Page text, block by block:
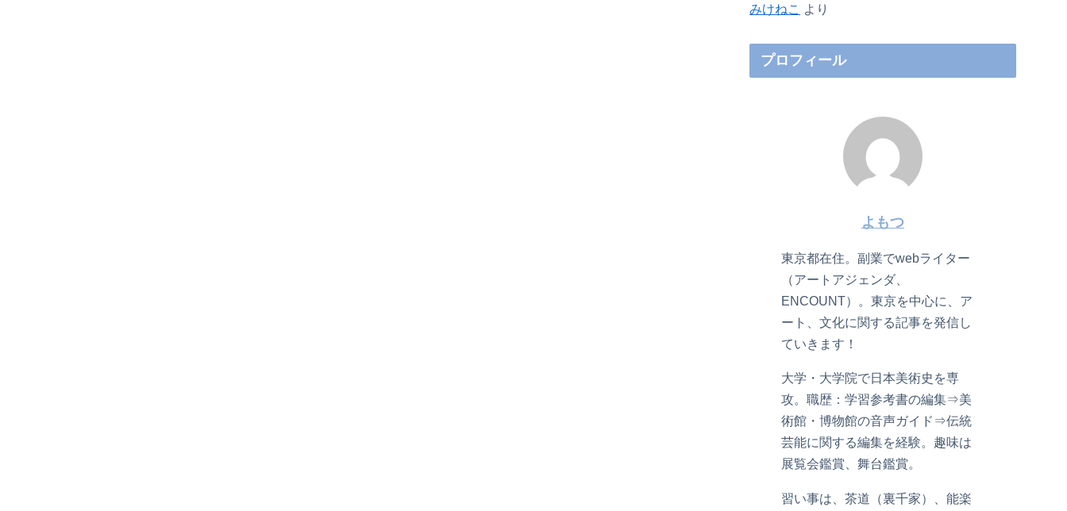
みけねこ より
プロフィール
よもつ
東京都在住。副業でwebライター
（アートアジェンダ、
ENCOUNT）。東京を中心に、ア
ート、文化に関する記事を発信し
ていきます！
大学・大学院で日本美術史を専
攻。職歴：学習参考書の編集⇒美
術館・博物館の音声ガイド⇒伝統
芸能に関する編集を経験。趣味は
展覧会鑑賞、舞台鑑賞。
習い事は、茶道（裏千家）、能楽